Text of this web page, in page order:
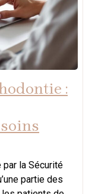
:
par la Sécurité
partie des